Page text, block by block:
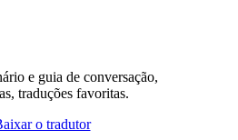
e guia de conversação,
traduções favoritas.